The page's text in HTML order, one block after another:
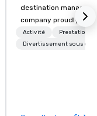
destination
company proudly
years in business.
outstanding service,
Activité
Prestations/
Divertissement sous